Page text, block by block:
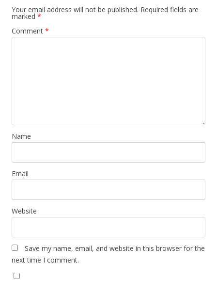
Your email address will not be published. Required fields are
marked *
Comment *
Name
Email
Website
Save my name, email, and website in this browser for the
next time I comment.